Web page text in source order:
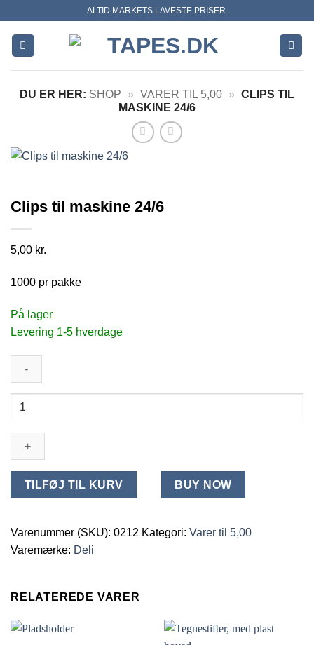
content
ALTID MARKETS LAVESTE PRISER.
DU ER HER: SHOP » VARER TIL 5,00 » CLIPS TIL
MASKINE 24/6
Clips til maskine 24/6
5,00 kr.
1000 pr pakke
På lager
Levering 1-5 hverdage
Clips
maskine
24/6
TILFØJ TIL KURV BUY NOW
Varenummer (SKU): 0212 Kategori: Varer til 5,00
Varemærke: Deli
RELATEREDE VARER